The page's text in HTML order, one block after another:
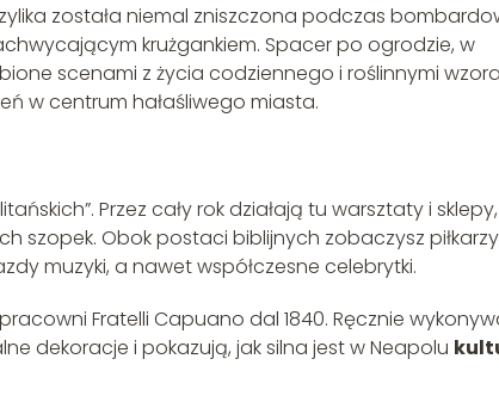
została niemal zniszczona podczas
krużgankiem. Spacer po ogrodzie, w
scenami z życia codziennego i roślinnymi
w centrum hałaśliwego miasta.
Przez cały rok działają tu warsztaty i sklepy,
szopek. Obok postaci biblijnych zobaczysz
muzyki, a nawet współczesne celebrytki.
Fratelli Capuano dal 1840. Ręcznie
dekoracje i pokazują, jak silna jest w Neapolu